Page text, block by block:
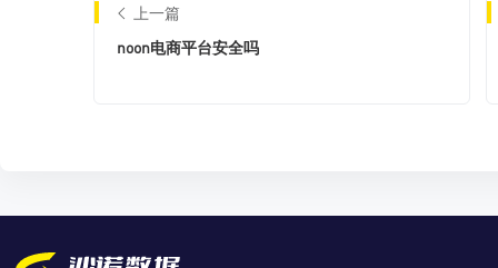
上一篇
noon电商平台安全吗